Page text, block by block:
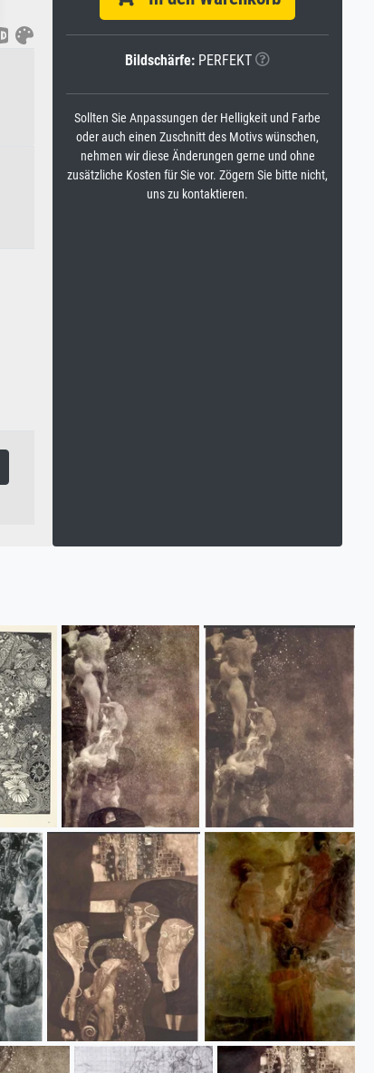
Bildschärfe: PERFEKT
Sollten Sie Anpassungen der Helligkeit und Farbe
oder auch einen Zuschnitt des Motivs wünschen,
nehmen wir diese Änderungen gerne und ohne
zusätzliche Kosten für Sie vor. Zögern Sie bitte nicht,
uns zu kontaktieren.